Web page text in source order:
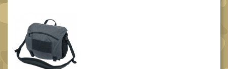
Pouzdra na svítilny
Puzdrá na mapy
Cestovné púzdra